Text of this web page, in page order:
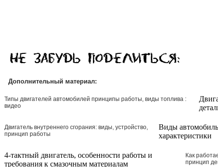
Дополнительный материал:
Типы двигателей автомобилей принципы работы, виды топлива :
видео
Двигатель внутреннего сгорания: виды, устройство,
принцип работы
Виды
характеристики
4-тактный двигатель, особенности работы и
требования к смазочным материалам
Как
принцип